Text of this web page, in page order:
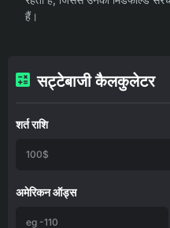
हैं।
सट्टेबाजी कैलकुलेटर
शर्त राशि
अमेरिकन ऑड्स